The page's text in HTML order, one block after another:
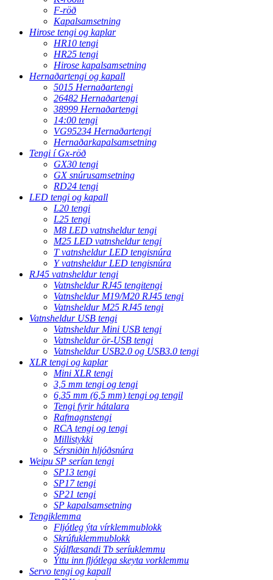
F-röð
Kapalsamsetning
Hirose tengi og kaplar
HR10 tengi
HR25 tengi
Hirose kapalsamsetning
Hernaðartengi og kapall
5015 Hernaðartengi
26482 Hernaðartengi
38999 Hernaðartengi
14:00 tengi
VG95234 Hernaðartengi
Hernaðarkapalsamsetning
Tengi í Gx-röð
GX30 tengi
GX snúrusamsetning
RD24 tengi
LED tengi og kapall
L20 tengi
L25 tengi
M8 LED vatnsheldur tengi
M25 LED vatnsheldur tengi
T vatnsheldur LED tengisnúra
Y vatnsheldur LED tengisnúra
RJ45 vatnsheldur tengi
Vatnsheldur RJ45 tengitengi
Vatnsheldur M19/M20 RJ45 tengi
Vatnsheldur M25 RJ45 tengi
Vatnsheldur USB tengi
Vatnsheldur Mini USB tengi
Vatnsheldur ör-USB tengi
Vatnsheldur USB2.0 og USB3.0 tengi
XLR tengi og kaplar
Mini XLR tengi
3,5 mm tengi og tengi
6,35 mm (6,5 mm) tengi og tengil
Tengi fyrir hátalara
Rafmagnstengi
RCA tengi og tengi
Millistykki
Sérsniðin hljóðsnúra
Weipu SP serían tengi
SP13 tengi
SP17 tengi
SP21 tengi
SP kapalsamsetning
Tengiklemma
Fljótleg ýta vírklemmublokk
Skrúfuklemmublokk
Sjálflæsandi Tb seríuklemmu
Ýttu inn fljótlega skeyta vorklemmu
Servo tengi og kapall